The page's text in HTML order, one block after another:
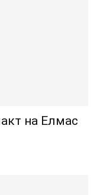
на Елмас